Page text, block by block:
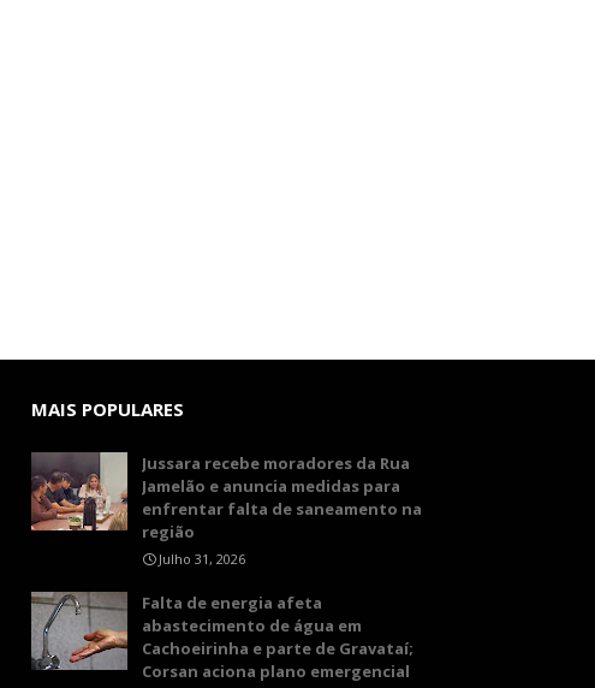
MAIS POPULARES
Jussara recebe moradores da Rua
Jamelão e anuncia medidas para
enfrentar falta de saneamento na
região
Julho 31, 2026
Falta de energia afeta
abastecimento de água em
Cachoeirinha e parte de Gravataí;
Corsan aciona plano emergencial